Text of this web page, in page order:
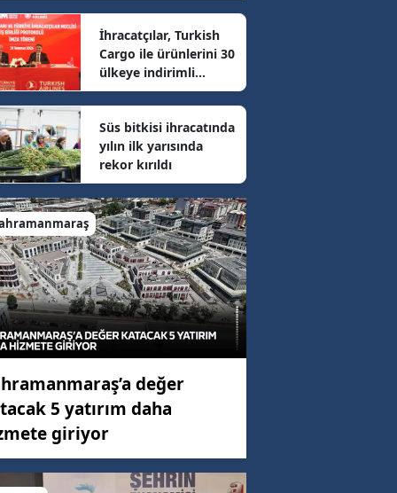
km/h
km/h
km/h
km/h
km/h
İhracatçılar, Turkish
Cargo ile ürünlerini 30
ülkeye indirimli
ulaştıracak
Süs bitkisi ihracatında
yılın ilk yarısında
rekor kırıldı
değer
5 yatırım daha
giriyor